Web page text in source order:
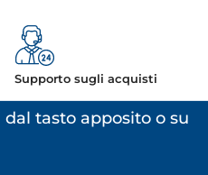
Supporto sugli acquisti
tasto apposito o su